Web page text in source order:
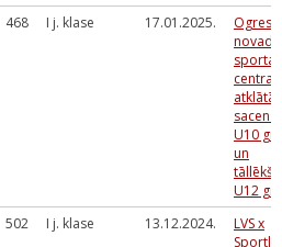
468 I j. klase 17.01.2025.
Ogres
novada
sporta
centra
atklātās
U10
un
U12
502 I j. klase 13.12.2024.
LVS x